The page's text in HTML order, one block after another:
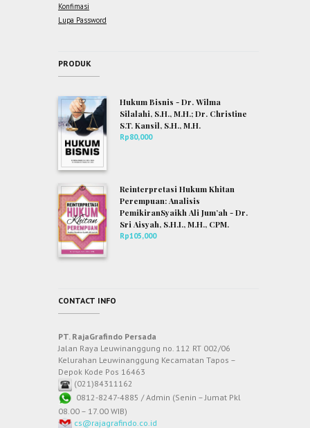
Konfimasi
Lupa Password
PRODUK
Hukum Bisnis - Dr. Wilma
Silalahi, S.H., M.H.; Dr. Christine
S.T. Kansil, S.H., M.H.
Rp80,000
Reinterpretasi Hukum Khitan
Perempuan: Analisis
PemikiranSyaikh Ali Jum’ah - Dr.
Sri Aisyah, S.H.I., M.H., CPM.
Rp105,000
CONTACT INFO
PT. RajaGrafindo Persada
Jalan Raya Leuwinanggung no. 112 RT 002/06
Kelurahan Leuwinanggung Kecamatan Tapos –
Depok Kode Pos 16463
(021)84311162
0812-8247-4885 / Admin (Senin – Jumat Pkl
08.00 – 17.00 WIB)
cs@rajagrafindo.co.id